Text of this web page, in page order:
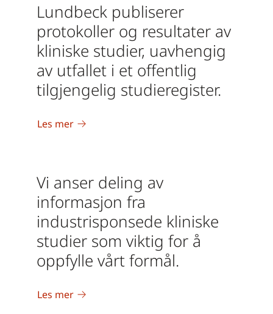
Lundbeck publiserer
protokoller og resultater av
kliniske studier, uavhengig
av utfallet i et offentlig
tilgjengelig studieregister.
Les mer
Vi anser deling av
informasjon fra
industrisponsede kliniske
studier som viktig for å
oppfylle vårt formål.
Les mer